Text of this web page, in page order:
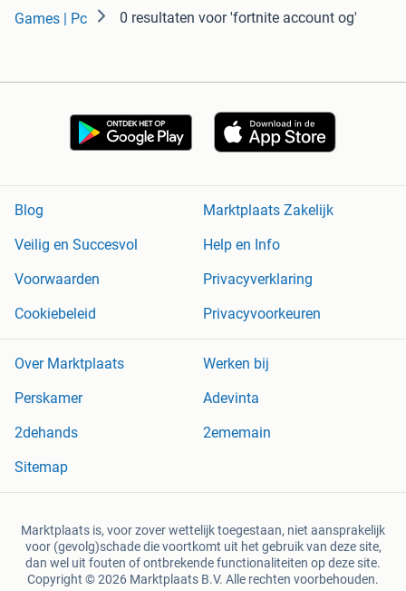
Games | Pc 0 resultaten voor 'fortnite account og'
Blog
Marktplaats Zakelijk
Veilig en Succesvol
Help en Info
Voorwaarden
Privacyverklaring
Cookiebeleid
Privacyvoorkeuren
Over Marktplaats
Werken bij
Perskamer
Adevinta
2dehands
2ememain
Sitemap
Marktplaats is, voor zover wettelijk toegestaan, niet aansprakelijk
voor (gevolg)schade die voortkomt uit het gebruik van deze site,
dan wel uit fouten of ontbrekende functionaliteiten op deze site.
Copyright © 2026 Marktplaats B.V. Alle rechten voorbehouden.